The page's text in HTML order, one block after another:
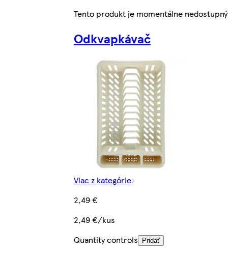
Tento produkt je momentálne nedostupný
Odkvapkávač
Viac z kategórie
2,49 €
2,49 €/kus
Quantity controls
Pridať